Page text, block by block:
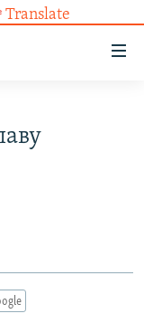
Translate